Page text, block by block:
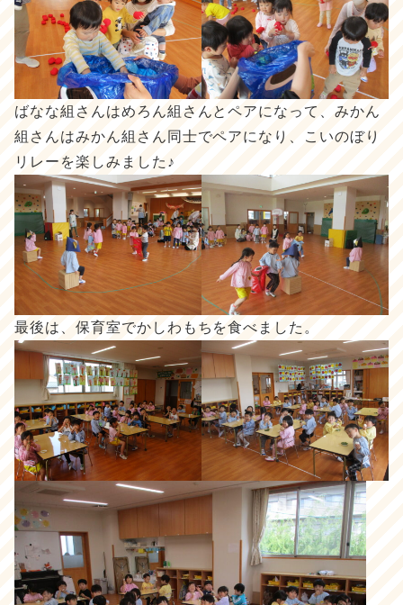
ばなな組さんはめろん組さんとペアになって、みかん
組さんはみかん組さん同士でペアになり、こいのぼり
リレーを楽しみました♪
最後は、保育室でかしわもちを食べました。